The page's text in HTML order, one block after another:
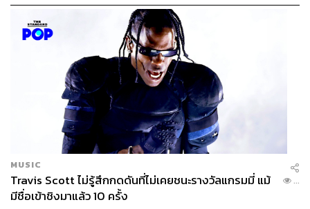
MUSIC
Travis Scott ไม่รู้สึกกดดันที่ไม่เคยชนะรางวัลแกรมมี่ แม้
มีชื่อเข้าชิงมาแล้ว 10 ครั้ง
...